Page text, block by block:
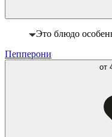
Это блюдо
Пепперони
от